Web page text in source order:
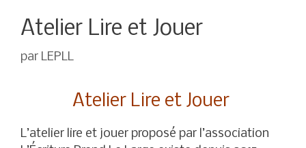
Atelier Lire et Jouer
par LEPLL
Atelier Lire et Jouer
L’atelier lire et jouer proposé par l’association